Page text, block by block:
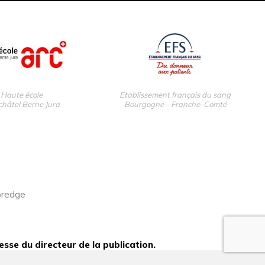
Haute école
Berne Jura
Etablissement français du sang
Bourgogne - Franche-Comté
du directeur de la publication.